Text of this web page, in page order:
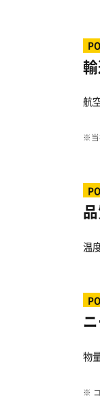
航
※当
温
物
※